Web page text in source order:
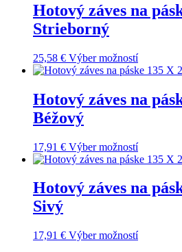
Hotový záves na
Strieborný
25,58 € Výber možností
Hotový záves na
Béžový
17,91 € Výber možností
Hotový záves na
Sivý
17,91 € Výber možností